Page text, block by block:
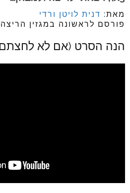
מאת: דנית לויטן ורדי
פורסם לראשונה במגזין
הנה הסרט (אם לא לחצתם Play למעלה):